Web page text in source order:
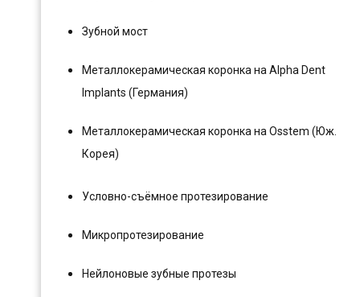
Зубной мост
Металлокерамическая коронка на Alpha Dent
Implants (Германия)
Металлокерамическая коронка на Osstem (Юж.
Корея)
Условно-съёмное протезирование
Микропротезирование
Нейлоновые зубные протезы